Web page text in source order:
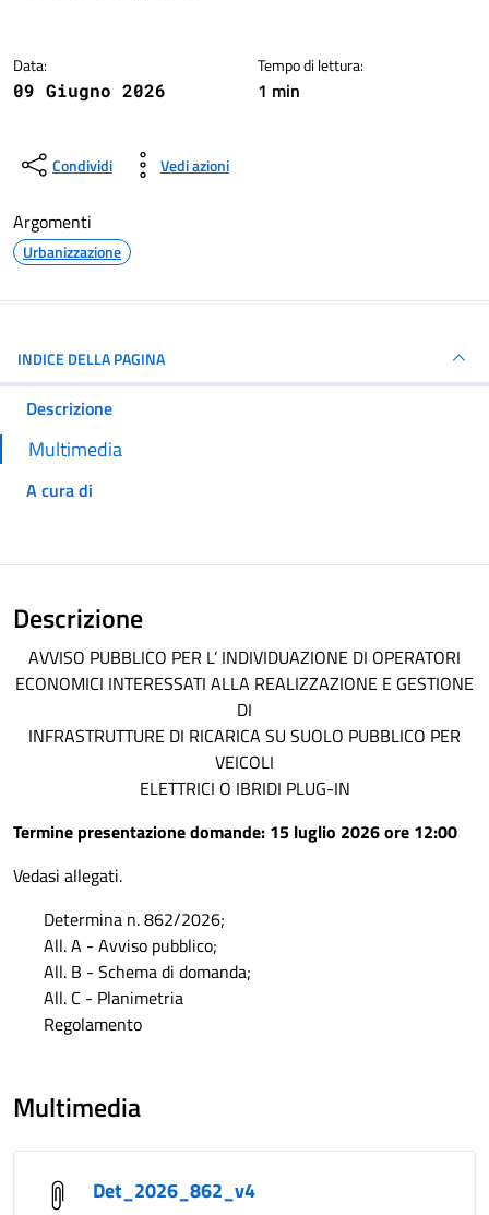
Data:
09 Giugno 2026
Tempo di lettura:
1 min
Condividi Vedi azioni
Argomenti
Urbanizzazione
INDICE DELLA PAGINA
Descrizione
Multimedia
A cura di
Descrizione
AVVISO PUBBLICO PER L’ INDIVIDUAZIONE DI OPERATORI
ECONOMICI INTERESSATI ALLA REALIZZAZIONE E GESTIONE
DI
INFRASTRUTTURE DI RICARICA SU SUOLO PUBBLICO PER
VEICOLI
ELETTRICI O IBRIDI PLUG-IN
Termine presentazione domande: 15 luglio 2026 ore 12:00
Vedasi allegati.
Determina n. 862/2026;
All. A - Avviso pubblico;
All. B - Schema di domanda;
All. C - Planimetria
Regolamento
Multimedia
Det_2026_862_v4